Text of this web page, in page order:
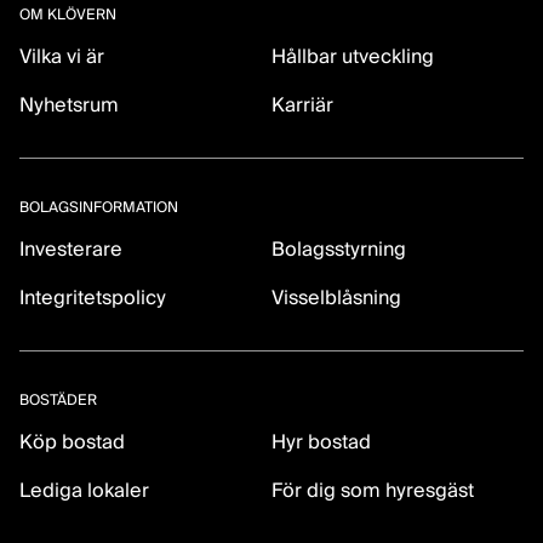
OM KLÖVERN
Vilka vi är
Hållbar utveckling
Nyhetsrum
Karriär
BOLAGSINFORMATION
Investerare
Bolagsstyrning
Integritetspolicy
Visselblåsning
BOSTÄDER
Köp bostad
Hyr bostad
Lediga lokaler
För dig som hyresgäst